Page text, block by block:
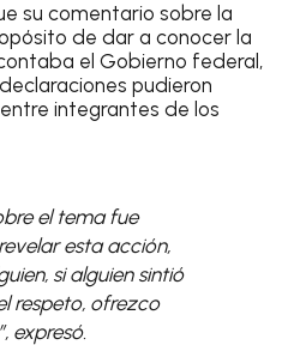
su comentario sobre la
de dar a conocer la
el Gobierno federal,
pudieron
integrantes de los
el tema fue
esta acción,
si alguien sintió
respeto, ofrezco
expresó.